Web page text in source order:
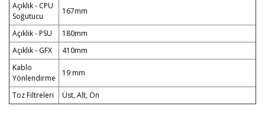
Açıklık - CPU
Soğutucu
167mm
Açıklık - PSU
180mm
Açıklık - GFX
410mm
Kablo
Yönlendirme
19 mm
Toz Filtreleri Üst, Alt, Ön